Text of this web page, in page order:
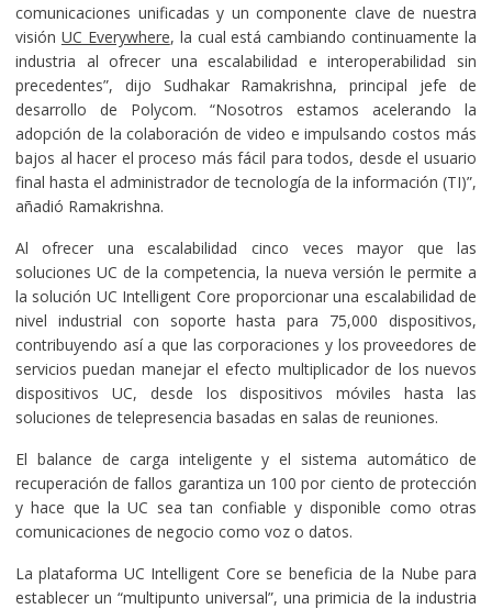
comunicaciones unificadas y un componente clave de nuestra
visión UC Everywhere, la cual está cambiando continuamente la
industria al ofrecer una escalabilidad e interoperabilidad sin
precedentes”, dijo Sudhakar Ramakrishna, principal jefe de
desarrollo de Polycom. “Nosotros estamos acelerando la
adopción de la colaboración de video e impulsando costos más
bajos al hacer el proceso más fácil para todos, desde el usuario
final hasta el administrador de tecnología de la información (TI)”,
añadió Ramakrishna.
Al ofrecer una escalabilidad cinco veces mayor que las
soluciones UC de la competencia, la nueva versión le permite a
la solución UC Intelligent Core proporcionar una escalabilidad de
nivel industrial con soporte hasta para 75,000 dispositivos,
contribuyendo así a que las corporaciones y los proveedores de
servicios puedan manejar el efecto multiplicador de los nuevos
dispositivos UC, desde los dispositivos móviles hasta las
soluciones de telepresencia basadas en salas de reuniones.
El balance de carga inteligente y el sistema automático de
recuperación de fallos garantiza un 100 por ciento de protección
y hace que la UC sea tan confiable y disponible como otras
comunicaciones de negocio como voz o datos.
La plataforma UC Intelligent Core se beneficia de la Nube para
establecer un “multipunto universal”, una primicia de la industria